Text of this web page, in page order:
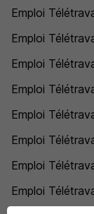
Emploi
Emploi
Emploi
Emploi
Emploi
Emploi
Emploi
Emploi